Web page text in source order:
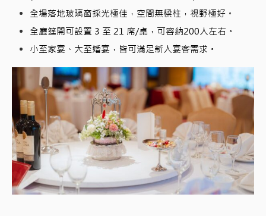
全場落地玻璃窗採光極佳，空間無樑柱，視野極好。
全廳筳開可設置 3 至 21 席/桌，可容納200人左右。
小至家宴、大至婚宴，皆可滿足新人宴客需求。